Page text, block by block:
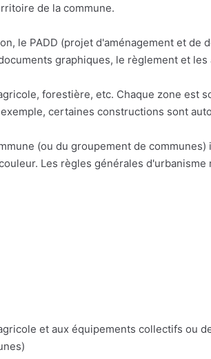
de la commune.
le PADD (projet d'aménagement et de
graphiques, le règlement et les
forestière, etc. Chaque zone est
certaines constructions sont
(ou du groupement de
Les règles générales
et aux équipements collectifs ou